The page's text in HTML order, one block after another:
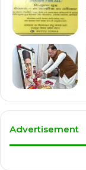
Advertisement